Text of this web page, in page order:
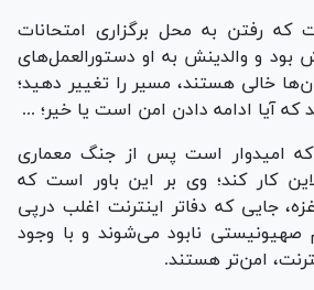
که رفتن به محل برگزاری امتحانات
بود و والدینش به او دستورالعمل‌های
خالی هستند، مسیر را تغییر دهید؛
که آیا ادامه دادن امن است یا خیر؛ ...
امیدوار است پس از جنگ معماری
کار کند؛ وی بر این باور است که
جایی که دفاتر اینترنت اغلب درپی
صهیونیستی نابود می‌شوند و با وجود
امن‌تر هستند.